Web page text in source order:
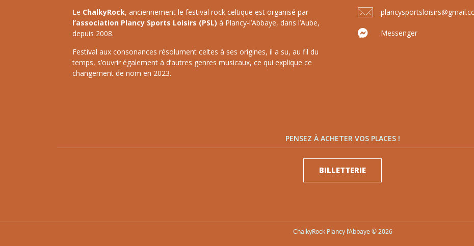
Le ChalkyRock, anciennement le festival rock celtique est organisé par
l’association Plancy Sports Loisirs (PSL) à Plancy-l’Abbaye, dans l’Aube,
depuis 2008.
Festival aux consonances résolument celtes à ses origines, il a su, au fil du
temps, s’ouvrir également à d’autres genres musicaux, ce qui explique ce
changement de nom en 2023.
Messenger
PENSEZ À ACHETER VOS PLACES !
BILLETTERIE
ChalkyRock Plancy l’Abbaye © 2026